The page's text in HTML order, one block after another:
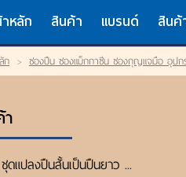
TH /EN
My Wishlist
แบรนด์
หลัก สินค้า แบรนด์ สินค้
ก > ซองปืน ซองแม็กกาซีน ซองกุญแจมือ อุป
ชุดแปลงปืนสั้นเป็นปืนยาว ...